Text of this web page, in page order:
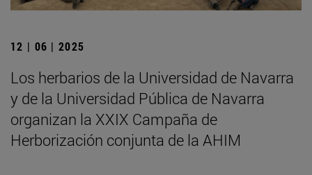
12 | 06 | 2025
Los herbarios de la Universidad de Navarra
y de la Universidad Pública de Navarra
organizan la XXIX Campaña de
Herborización conjunta de la AHIM